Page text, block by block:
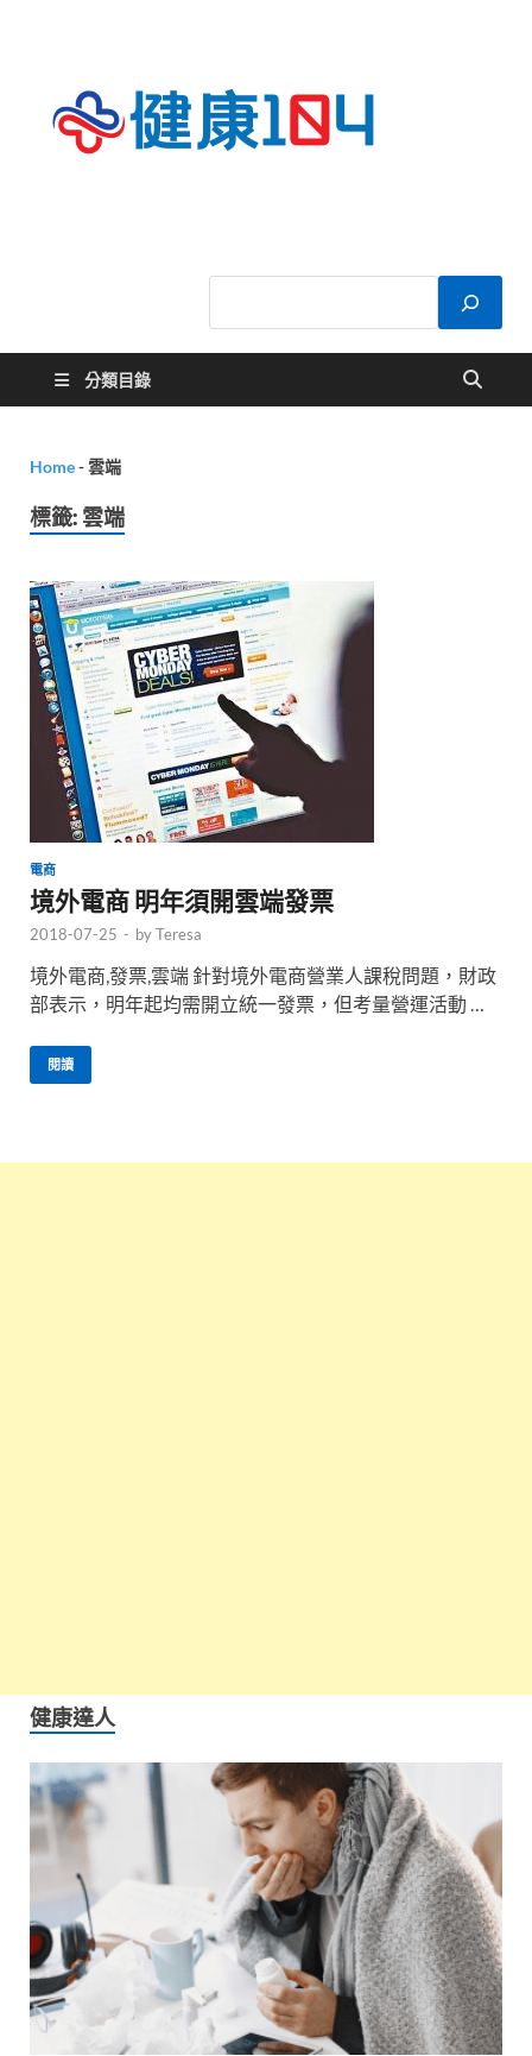
分類目錄
Home-雲端
標籤: 雲端
電商
境外電商 明年須開雲端發票
2018-07-25 - byTeresa
境外電商,發票,雲端 針對境外電商營業人課稅問題，財政
部表示，明年起均需開立統一發票，但考量營運活動 …
閱讀
健康達人